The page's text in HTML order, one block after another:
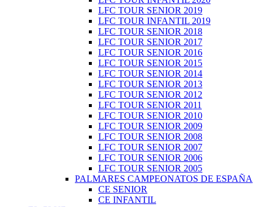
LFC TOUR SENIOR 2019
LFC TOUR INFANTIL 2019
LFC TOUR SENIOR 2018
LFC TOUR SENIOR 2017
LFC TOUR SENIOR 2016
LFC TOUR SENIOR 2015
LFC TOUR SENIOR 2014
LFC TOUR SENIOR 2013
LFC TOUR SENIOR 2012
LFC TOUR SENIOR 2011
LFC TOUR SENIOR 2010
LFC TOUR SENIOR 2009
LFC TOUR SENIOR 2008
LFC TOUR SENIOR 2007
LFC TOUR SENIOR 2006
LFC TOUR SENIOR 2005
PALMARES CAMPEONATOS DE ESPAÑA
CE SENIOR
CE INFANTIL